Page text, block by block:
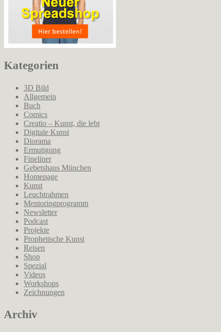
Kategorien
3D Bild
Allgemein
Buch
Comics
Creatio – Kunst, die lebt
Digitale Kunst
Diorama
Ermutigung
Fineliner
Gebetshaus München
Homepage
Kunst
Leuchtrahmen
Mentoringprogramm
Newsletter
Podcast
Projekte
Prophetische Kunst
Reisen
Shop
Spezial
Videos
Workshops
Zeichnungen
Archiv